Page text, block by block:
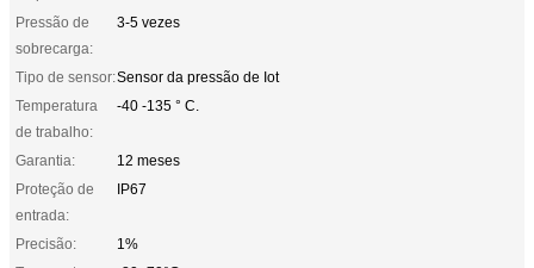
Pressão de
sobrecarga:
3-5 vezes
Tipo de sensor:Sensor da pressão de Iot
Temperatura
de trabalho:
-40 -135 ° C.
Garantia:
12 meses
Proteção de
entrada:
IP67
Precisão:
1%